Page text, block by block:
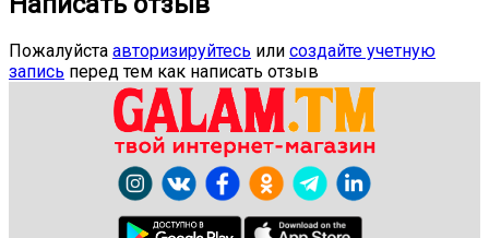
Пожалуйста авторизируйтесь или создайте учетную
запись перед тем как написать отзыв